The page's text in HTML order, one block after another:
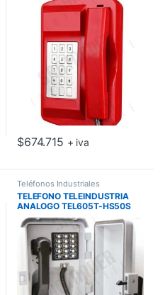
$674.715 + iva
Teléfonos Industriales
TELEFONO TELEINDUSTRIA
ANALOGO TEL605T-HS50S
(NARANJO)